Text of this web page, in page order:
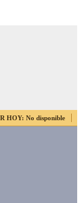
HOY: No disponible